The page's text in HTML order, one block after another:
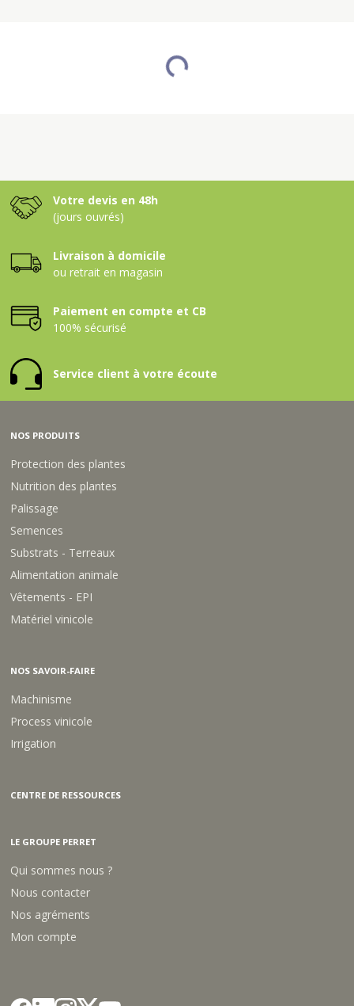
Votre devis en 48h
(jours ouvrés)
Livraison à domicile
ou retrait en magasin
Paiement en compte et CB
100% sécurisé
Service client à votre écoute
NOS PRODUITS
Protection des plantes
Nutrition des plantes
Palissage
Semences
Substrats - Terreaux
Alimentation animale
Vêtements - EPI
Matériel vinicole
NOS SAVOIR-FAIRE
Machinisme
Process vinicole
Irrigation
CENTRE DE RESSOURCES
LE GROUPE PERRET
Qui sommes nous ?
Nous contacter
Nos agréments
Mon compte